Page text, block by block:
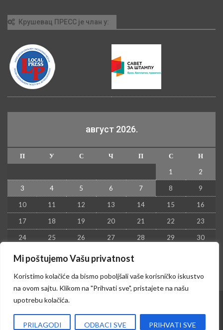
Mi poštujemo Vašu privatnost
Koristimo kolačiće da bismo poboljšali vaše korisničko iskustvo
na ovom sajtu. Klikom na "Prihvati sve", pristajete na našu
upotrebu kolačića.
PRILAGODI ODBACI SVE PRIHVATI SVE
Крушевац ПРЕСС је члан у:
август 2026.
П У С Ч П С
Н
1
2
3 4 5 6 7 8 9
10 11 12 13 14 15 16
17 18 19 20 21 22 23
24 25 26 27 28 29 30
31
Izrada sajta i hosting:Hosting-Srbija